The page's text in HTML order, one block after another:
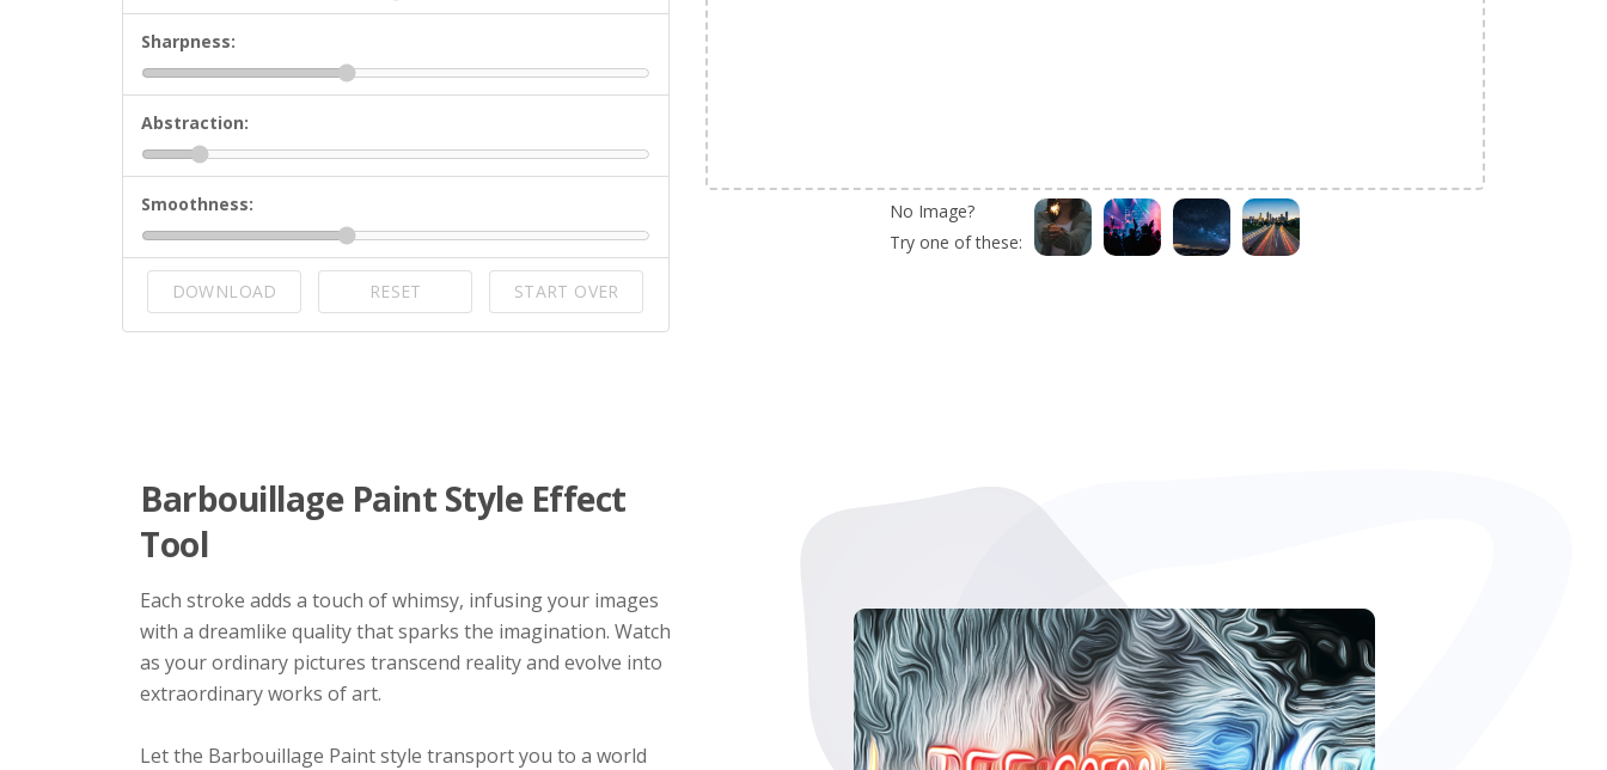
Sharpness:
Abstraction:
Smoothness:
DOWNLOAD RESET START OVER
No Image?
Try one of these:
Barbouillage Paint Style Effect
Tool
Each stroke adds a touch of whimsy, infusing your images
with a dreamlike quality that sparks the imagination. Watch
as your ordinary pictures transcend reality and evolve into
extraordinary works of art.
Let the Barbouillage Paint style transport you to a world